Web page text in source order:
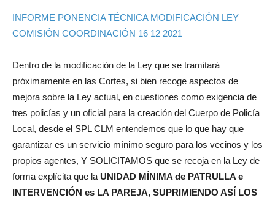
INFORME PONENCIA TÉCNICA MODIFICACIÓN LEY
COMISIÓN COORDINACIÓN 16 12 2021
Dentro de la modificación de la Ley que se tramitará
próximamente en las Cortes, si bien recoge aspectos de
mejora sobre la Ley actual, en cuestiones como exigencia de
tres policías y un oficial para la creación del Cuerpo de Policía
Local, desde el SPL CLM entendemos que lo que hay que
garantizar es un servicio mínimo seguro para los vecinos y los
propios agentes, Y SOLICITAMOS que se recoja en la Ley de
forma explícita que la UNIDAD MÍNIMA de PATRULLA e
INTERVENCIÓN es LA PAREJA, SUPRIMIENDO ASÍ LOS